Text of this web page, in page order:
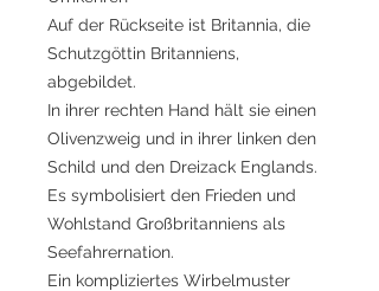
Auf der Rückseite ist Britannia, die
Schutzgöttin Britanniens,
abgebildet.
In ihrer rechten Hand hält sie einen
Olivenzweig und in ihrer linken den
Schild und den Dreizack Englands.
Es symbolisiert den Frieden und
Wohlstand Großbritanniens als
Seefahrernation.
Ein kompliziertes Wirbelmuster